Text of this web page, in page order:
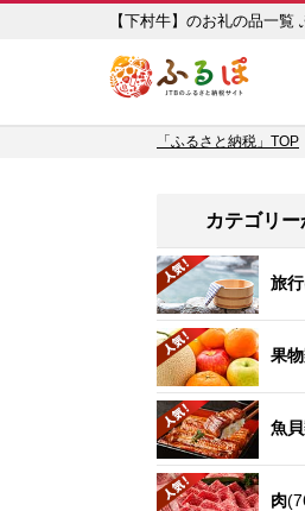
「ふるさと納税」TOP
カテゴリ
旅行
果
魚
肉